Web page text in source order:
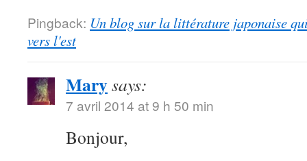
Pingback: Un blog sur la littérature japonaise
vers l'est
Marysays:
7 avril 2014 at 9 h 50 min
Bonjour,